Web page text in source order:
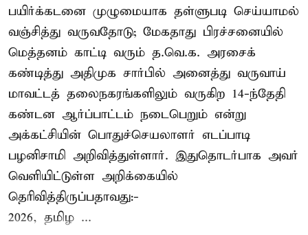
பயிர்க்கடனை முழுமையாக தள்ளுபடி செய்யாமல்
வஞ்சித்து வருவதோடு; மேகதாது பிரச்சனையில்
மெத்தனம் காட்டி வரும் த.வெ.க. அரசைக்
கண்டித்து அதிமுக சார்பில் அனைத்து வருவாய்
மாவட்டத் தலைநகரங்களிலும் வருகிற 14-ந்தேதி
கண்டன ஆர்ப்பாட்டம் நடைபெறும் என்று
அக்கட்சியின் பொதுச்செயலாளர் எடப்பாடி
பழனிசாமி அறிவித்துள்ளார். இதுதொடர்பாக அவர்
வெளியிட்டுள்ள அறிக்கையில்
தெரிவித்திருப்பதாவது:-
2026, தமிழ ...